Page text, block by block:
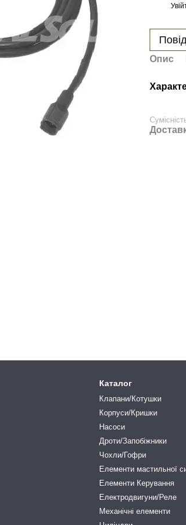
Опис
Каталог
Клапани/Котушки
Корпуси/Кришки
Насоси
Дроти/Запобіжники
Чохли/Гофри
Елементи мастильної
Елементи Керування
Електродвигуни/Реле
Механічні елементи